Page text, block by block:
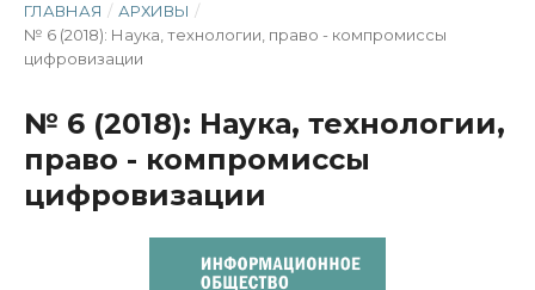
ГЛАВНАЯ / АРХИВЫ /
№ 6 (2018): Наука, технологии, право - компромиссы
цифровизации
№ 6 (2018): Наука, технологии,
право - компромиссы
цифровизации